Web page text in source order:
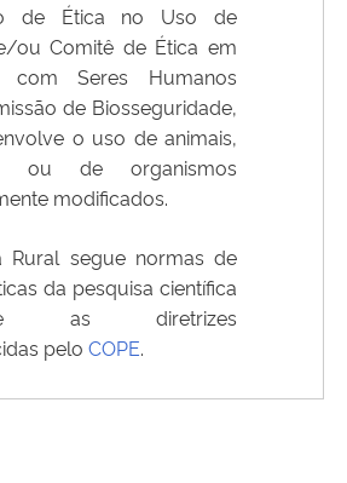
de Ética no Uso de
ou Comitê de Ética em
com Seres Humanos
de Biosseguridade,
o uso de animais,
ou de organismos
modificados.
Rural segue normas de
da pesquisa científica
as diretrizes
pelo COPE.